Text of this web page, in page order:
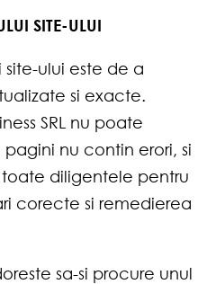
SITE-ULUI
ului este de a
si exacte.
SRL nu poate
nu contin erori, si
diligentele pentru
corecte si remedierea
sa-si procure unul